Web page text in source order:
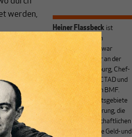
werden,
, davor,
war die
Heiner Flassbeck ist
Mitbegründer von
MAKROSKOP. Er war
Honorarprofessor an der
Universität Hamburg, Chef-
Volkswirt der UNCTAD und
Staatssekretär im BMF.
Seine Hauptarbeitsgebiete
sind die Globalisierung, die
Theorie der wirtschaftlichen
Entwicklung sowie Geld- und